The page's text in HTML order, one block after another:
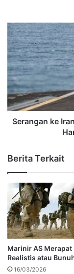
Serangan ke
Berita Terkait
Marinir AS Merapat
Realistis atau
16/03/2026